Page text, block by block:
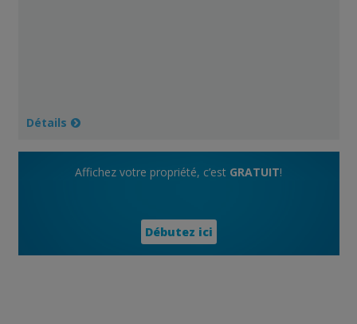
Détails
Affichez votre propriété, c’est GRATUIT!
Débutez ici